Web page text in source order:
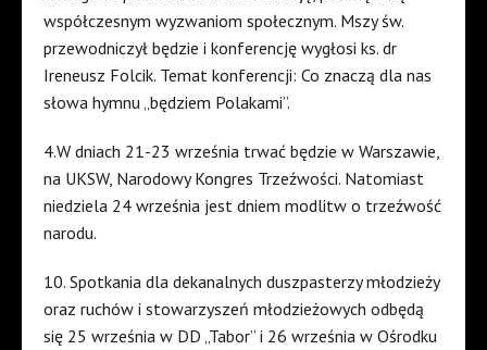
współczesnym wyzwaniom społecznym. Mszy św.
przewodniczył będzie i konferencję wygłosi ks. dr
Ireneusz Folcik. Temat konferencji: Co znaczą dla nas
słowa hymnu „będziem Polakami”.
4.W dniach 21-23 września trwać będzie w Warszawie,
na UKSW, Narodowy Kongres Trzeźwości. Natomiast
niedziela 24 września jest dniem modlitw o trzeźwość
narodu.
10. Spotkania dla dekanalnych duszpasterzy młodzieży
oraz ruchów i stowarzyszeń młodzieżowych odbędą
się 25 września w DD „Tabor” i 26 września w Ośrodku